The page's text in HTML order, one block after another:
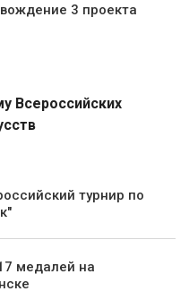
3 проекта
Всероссийских
турнир по
медалей на